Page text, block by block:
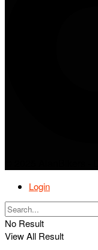
Login
No Result
View All Result